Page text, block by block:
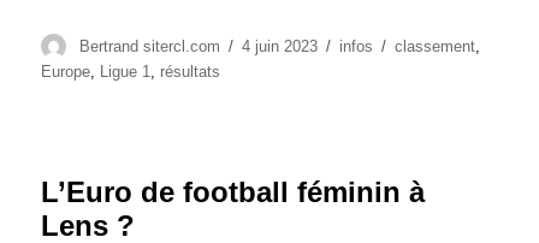
Auteur
Bertrand sitercl.com
Publié
4 juin 2023 Catégories
infos Étiquettes
classement
Europe, Ligue 1, résultats
L’Euro de football féminin à
Lens ?